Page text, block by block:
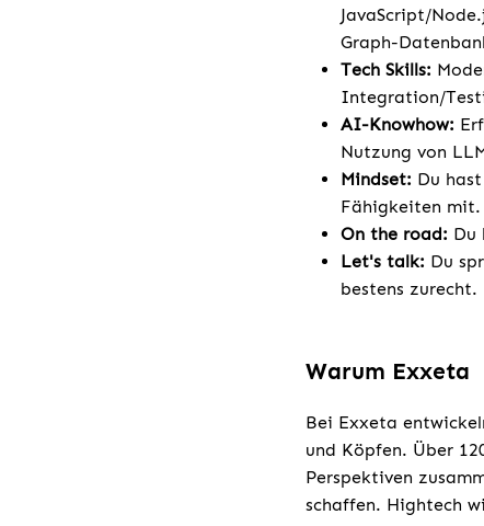
JavaScript/
Graph-
Tech Skills:
Integration/
AI-Knowhow:
Nutzung von
Mindset: Du
Fähigkeiten mit.
On the road: Du
Let's talk: Du
bestens zurecht.
Warum Exxeta
Bei Exxeta
und Köpfen. Über
Perspektiven
schaffen. Hightech